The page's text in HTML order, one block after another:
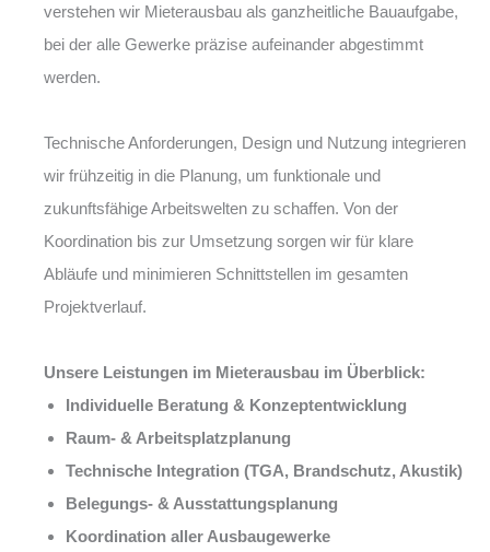
verstehen wir Mieterausbau als ganzheitliche Bauaufgabe,
bei der alle Gewerke präzise aufeinander abgestimmt
werden.
Technische Anforderungen, Design und Nutzung integrieren
wir frühzeitig in die Planung, um funktionale und
zukunftsfähige Arbeitswelten zu schaffen. Von der
Koordination bis zur Umsetzung sorgen wir für klare
Abläufe und minimieren Schnittstellen im gesamten
Projektverlauf.
Unsere Leistungen im Mieterausbau im Überblick:
Individuelle Beratung & Konzeptentwicklung
Raum- & Arbeitsplatzplanung
Technische Integration (TGA, Brandschutz, Akustik)
Belegungs- & Ausstattungsplanung
Koordination aller Ausbaugewerke